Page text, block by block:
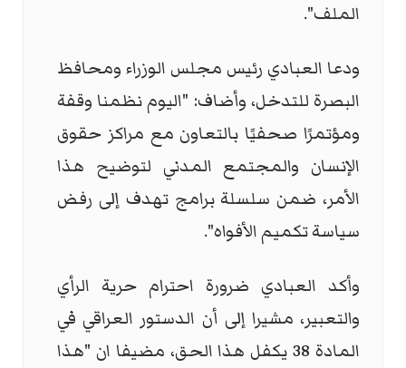
الملف".
ودعا العبادي رئيس مجلس الوزراء ومحافظ
البصرة للتدخل، وأضاف: "اليوم نظمنا وقفة
ومؤتمرًا صحفيًا بالتعاون مع مراكز حقوق
الإنسان والمجتمع المدني لتوضيح هذا
الأمر، ضمن سلسلة برامج تهدف إلى رفض
سياسة تكميم الأفواه".
وأكد العبادي ضرورة احترام حرية الرأي
والتعبير، مشيرا إلى أن الدستور العراقي في
المادة 38 يكفل هذا الحق، مضيفا ان "هذا